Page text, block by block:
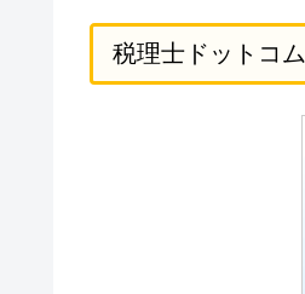
税理士ドットコム